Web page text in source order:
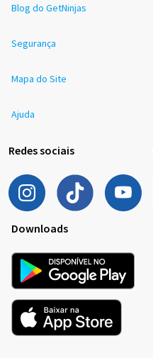
Blog do GetNinjas
Segurança
Mapa do Site
Ajuda
Redes sociais
Downloads